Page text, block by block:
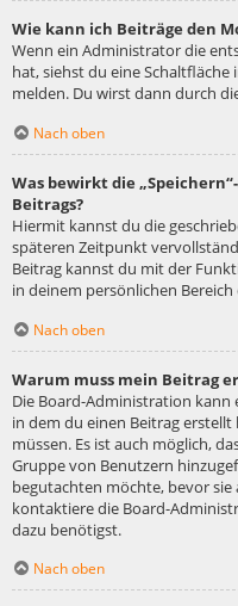
Wie kann ich Beiträge den
Wenn ein Administrator die
hat, siehst du eine Schaltfläche
melden. Du wirst dann durch
Nach oben
Was bewirkt die
Beitrags?
Hiermit kannst du die
späteren Zeitpunkt
Beitrag kannst du mit der
in deinem persönlichen
Nach oben
Warum muss mein Beitrag
Die Board-Administration kann
in dem du einen Beitrag
müssen. Es ist auch möglich,
Gruppe von Benutzern
begutachten möchte, bevor
kontaktiere die Board-
dazu benötigst.
Nach oben